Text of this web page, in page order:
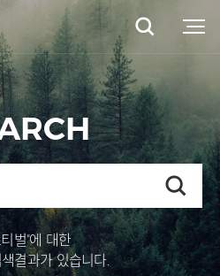
벌"에 대한
결과가 있습니다.